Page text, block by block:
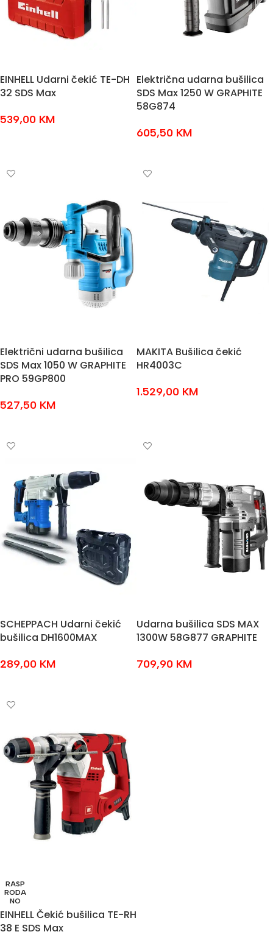
EINHELL Udarni čekić TE-DH
32 SDS Max
539,00 KM
Električna udarna bušilica
SDS Max 1250 W GRAPHITE
58G874
605,50 KM
Električni udarna bušilica
SDS Max 1050 W GRAPHITE
PRO 59GP800
527,50 KM
MAKITA Bušilica čekić
HR4003C
1.529,00 KM
SCHEPPACH Udarni čekić
bušilica DH1600MAX
289,00 KM
Udarna bušilica SDS MAX
1300W 58G877 GRAPHITE
709,90 KM
RASP
RODA
NO
EINHELL Čekić bušilica TE-RH
38 E SDS Max